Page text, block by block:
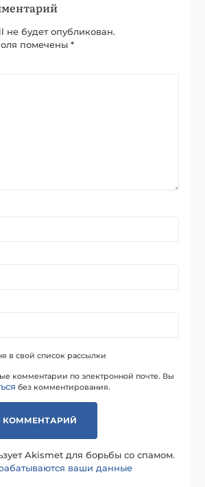
будет опубликован.
помечены*
в свой список рассылки
комментарии по электронной почте. Вы
без комментирования.
Akismet для борьбы со спамом.
ваши данные